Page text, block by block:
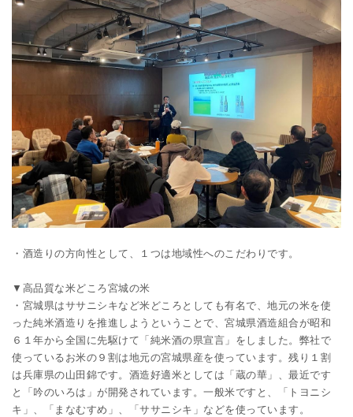
・酒造りの方向性として、１つは地域性へのこだわりです。
▼高品質な米どころ宮城の米
・宮城県はササニシキなど米どころとしても有名で、地元の米を使
った純米酒造りを推進しようということで、宮城県酒造組合が昭和
６１年から全国に先駆けて「純米酒の県宣言」をしました。弊社で
使っているお米の９割は地元の宮城県産を使っています。残り１割
は兵庫県の山田錦です。酒造好適米としては「蔵の華」、最近です
と「吟のいろは」が開発されています。一般米ですと、「トヨニシ
キ」、「まなむすめ」、「ササニシキ」などを使っています。